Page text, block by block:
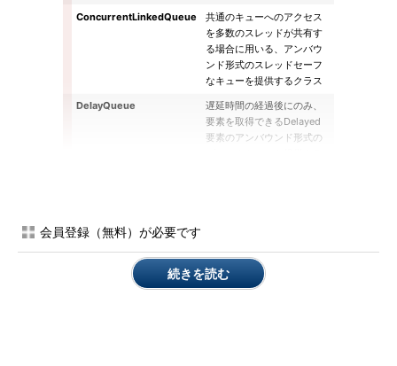
ConcurrentLinkedQueue
共通のキューへのアクセス
を多数のスレッドが共有す
る場合に用いる、アンバウ
ンド形式のスレッドセーフ
なキューを提供するクラス
DelayQueue
遅延時間の経過後にのみ、
要素を取得できるDelayed
要素のアンバウンド形式の
りもスループットが大きい
Java 1.2からあるリンクリ
会員登録（無料）が必要です
続きを読む